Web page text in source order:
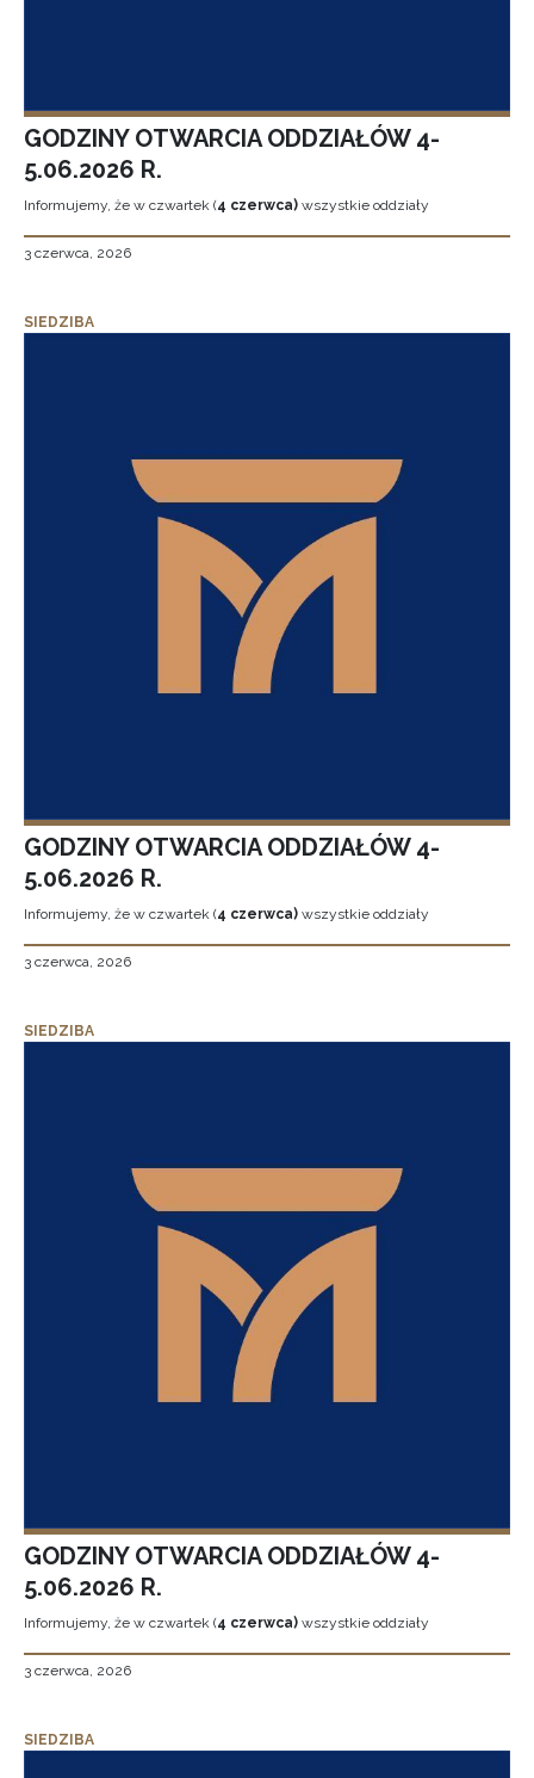
GODZINY OTWARCIA ODDZIAŁÓW 4-
5.06.2026 R.
Informujemy, że w czwartek (4 czerwca) wszystkie oddziały
3 czerwca, 2026
SIEDZIBA
GODZINY OTWARCIA ODDZIAŁÓW 4-
5.06.2026 R.
Informujemy, że w czwartek (4 czerwca) wszystkie oddziały
3 czerwca, 2026
SIEDZIBA
GODZINY OTWARCIA ODDZIAŁÓW 4-
5.06.2026 R.
Informujemy, że w czwartek (4 czerwca) wszystkie oddziały
3 czerwca, 2026
SIEDZIBA